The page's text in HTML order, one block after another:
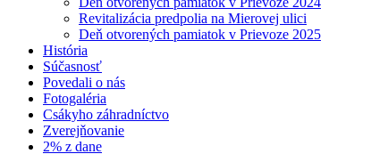
Revitalizácia predpolia na Mierovej ulici
Deň otvorených pamiatok v Prievoze 2025
História
Súčasnosť
Povedali o nás
Fotogaléria
Csákyho záhradníctvo
Zverejňovanie
2% z dane